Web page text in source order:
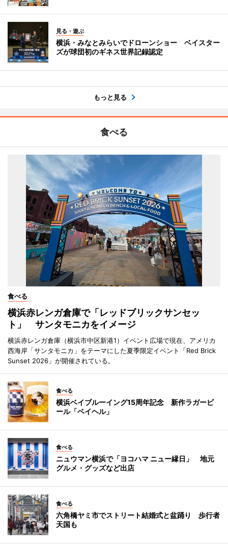
見る・遊ぶ
横浜・みなとみらいでドローンショー ベイスター
ズが球団初のギネス世界記録認定
もっと見る
食べる
食べる
横浜赤レンガ倉庫で「レッドブリックサンセッ
ト」 サンタモニカをイメージ
横浜赤レンガ倉庫（横浜市中区新港1）イベント広場で現在、アメリカ
西海岸「サンタモニカ」をテーマにした夏季限定イベント「Red Brick
Sunset 2026」が開催されている。
食べる
横浜ベイブルーイング15周年記念 新作ラガービ
ール「ベイヘル」
食べる
ニュウマン横浜で「ヨコハマ ニュー縁日」 地元
グルメ・グッズなど出店
食べる
六角橋ヤミ市でストリート結婚式と盆踊り 歩行者
天国も